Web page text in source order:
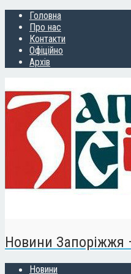
Головна
Про нас
Контакти
Офіційно
Архів
Новини Запоріжжя
Новини